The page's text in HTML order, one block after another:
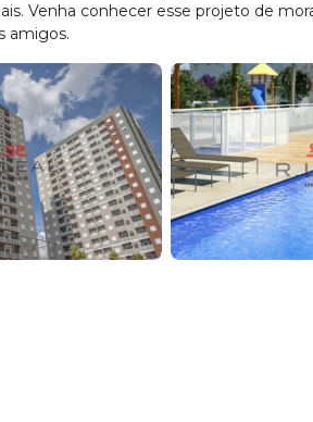
Venha conhecer esse projeto de
amigos.